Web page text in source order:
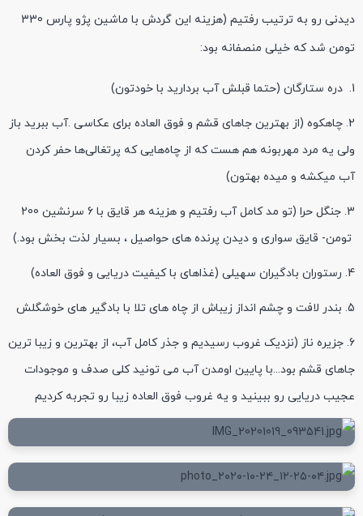
دیدنی رو به ترتیب رفتیم (هزینه این گردش با ماشین پژو پارس 330
تومن شد که خیلی منصفانه بود:
دره ستارگان (حتما قبلش آب بردارید با خودتون)
چاهکوه (از بهترین جاهای قشم و فوق العاده برای عکاسی .آب ببرید باز
ولی یه مرد مهربونه هم هست که از چاه‌هایی که پرتغالی‌ها حفر کردن
آب میکشه و میده بهتون)
جنگل حرا
(تو مد کامل آب رفتیم و هزینه هر قایق با 6 سرنشین 200
تومن- قایق سواری و دیدن پرنده های حواصیل ، بسیار لذت بخش بود.)
رستوران بادگیران سهیلی (غذاهای با کیفیت دریایی و فوق العاده)
بندر لافت و چشم انداز زیباش از چاه های تلا با بادگیر های خوشگلش
جزیره ناز (نزدیک غروب رسیدیم و جذر کامل آب، از بهترین و زیبا ترین
جاهای قشم بود...با پایین اومدن آب می تونید کلی صدف و موجودات
عجیب دریایی رو ببینید و یه غروب فوق العاده زیبا رو تجربه کردیم